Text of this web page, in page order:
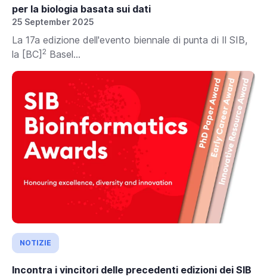
per la biologia basata sui dati
25 September 2025
La 17a edizione dell'evento biennale di punta di Il SIB,
la [BC] 2 Basel...
NOTIZIE
Incontra i vincitori delle precedenti edizioni dei SIB